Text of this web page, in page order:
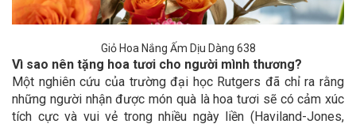
Giỏ Hoa Nắng Ấm Dịu Dàng 638
Vì sao nên tặng hoa tươi cho người mình thương?
Một nghiên cứu của trường đại học Rutgers đã chỉ ra rằng
những người nhận được món quà là hoa tươi sẽ có cảm xúc
tích cực và vui vẻ trong nhiều ngày liền (Haviland-Jones,